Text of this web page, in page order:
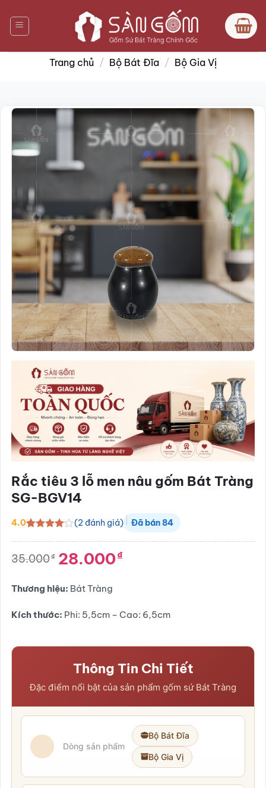
qua
nội
dung
Trang chủ / Bộ Bát Đĩa / Bộ Gia Vị
Rắc tiêu 3 lỗ men nâu gốm Bát Tràng
SG-BGV14
4.0
trênđánh
giá
(2đánh giá) Đã bán84
35.000₫
Giá
là:
35.000₫.
28.000₫
Giá
tại
28.000₫.
Thương hiệu: Bát Tràng
Kích thước: Phi: 5,5cm – Cao: 6,5cm
Thông Tin Chi Tiết
Đặc điểm nổi bật của sản phẩm gốm sứ Bát Tràng
Dòng sản phẩm
Bộ Bát Đĩa
Bộ Gia Vị